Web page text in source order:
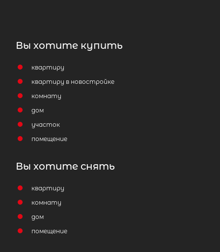
Вы хотите купить
квартиру
квартиру в новостройке
комнату
дом
участок
помещение
Вы хотите снять
квартиру
комнату
дом
помещение